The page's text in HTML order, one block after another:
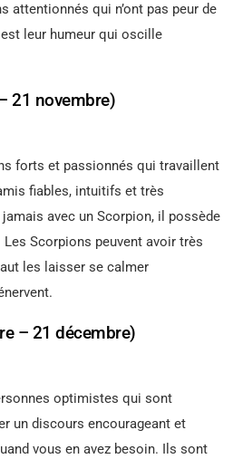
attentionnés qui n’ont pas peur de
est leur humeur qui oscille
21 novembre)
forts et passionnés qui travaillent
fiables, intuitifs et très
avec un Scorpion, il possède
Scorpions peuvent avoir très
les laisser se calmer
– 21 décembre)
optimistes qui sont
un discours encourageant et
vous en avez besoin. Ils sont